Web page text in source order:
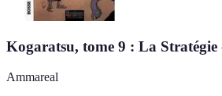
Kogaratsu, tome 9 : La Stratégie
Ammareal